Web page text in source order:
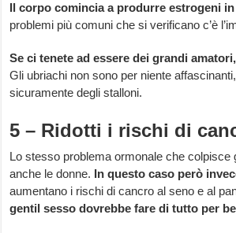
Il corpo comincia a produrre estrogeni
problemi più comuni che si verificano c’è
Se ci tenete ad essere dei grandi amatori,
Gli ubriachi non sono per niente
sicuramente degli stalloni.
5 – Ridotti i rischi di
Lo stesso problema ormonale che colpisce
anche le donne. In questo caso però
aumentano i rischi di cancro al seno e al
gentil sesso dovrebbe fare di tutto per